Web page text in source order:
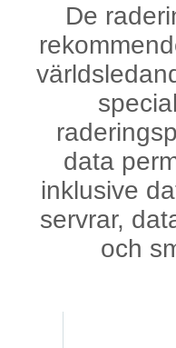
De
data
inklusive
servrar,
och